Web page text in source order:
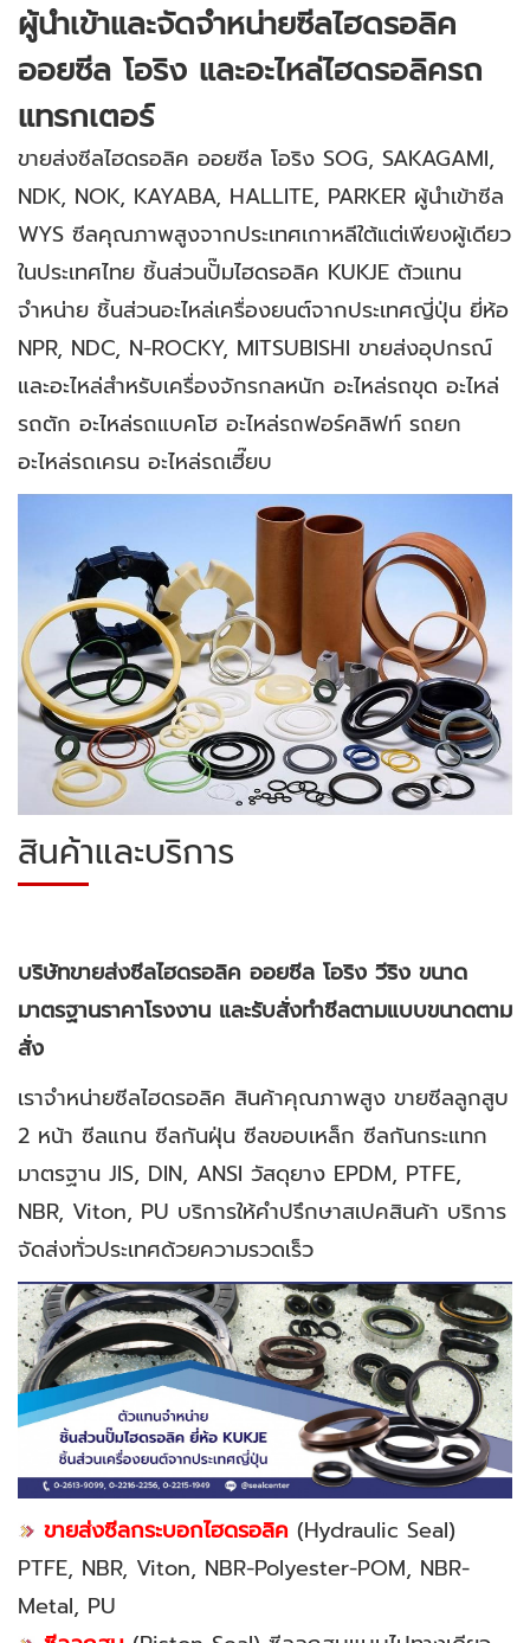
ผู้นำเข้าและจัดจำหน่ายซีลไฮดรอลิค
ออยซีล โอริง และอะไหล่ไฮดรอลิครถ
แทรกเตอร์
ขายส่งซีลไฮดรอลิค ออยซีล โอริง SOG, SAKAGAMI,
NDK, NOK, KAYABA, HALLITE, PARKER ผู้นำเข้าซีล
WYS ซีลคุณภาพสูงจากประเทศเกาหลีใต้แต่เพียงผู้เดียว
ในประเทศไทย ชิ้นส่วนปั๊มไฮดรอลิค KUKJE ตัวแทน
จำหน่าย ชิ้นส่วนอะไหล่เครื่องยนต์จากประเทศญี่ปุ่น ยี่ห้อ
NPR, NDC, N-ROCKY, MITSUBISHI ขายส่งอุปกรณ์
และอะไหล่สำหรับเครื่องจักรกลหนัก อะไหล่รถขุด อะไหล่
รถตัก อะไหล่รถแบคโฮ อะไหล่รถฟอร์คลิฟท์ รถยก
อะไหล่รถเครน อะไหล่รถเฮี๊ยบ
สินค้าและบริการ
บริษัทขายส่งซีลไฮดรอลิค ออยซีล โอริง วีริง ขนาด
มาตรฐานราคาโรงงาน และรับสั่งทำซีลตามแบบขนาดตาม
สั่ง
เราจำหน่ายซีลไฮดรอลิค สินค้าคุณภาพสูง ขายซีลลูกสูบ
2 หน้า ซีลแกน ซีลกันฝุ่น ซีลขอบเหล็ก ซีลกันกระแทก
มาตรฐาน JIS, DIN, ANSI วัสดุยาง EPDM, PTFE,
NBR, Viton, PU บริการให้คำปรึกษาสเปคสินค้า บริการ
จัดส่งทั่วประเทศด้วยความรวดเร็ว
ขายส่งซีลกระบอกไฮดรอลิค (Hydraulic Seal)
PTFE, NBR, Viton, NBR-Polyester-POM, NBR-
Metal, PU